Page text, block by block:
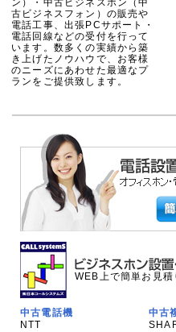
ン）・中古ビジネスホン（中
古ビジネスフォン）の販売や
電話工事、出張PCサポート・
電話回線などの受付を行って
います。数多くの実績から築
き上げたノウハウで、お客様
のニーズにあわせた最適なプ
ランをご提供致します。
WEB上で簡単お見
中古電話機
NTT
中古